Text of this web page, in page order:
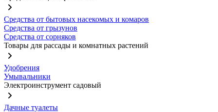
Средства от бытовых насекомых и комаров
Средства от грызунов
Средства от сорняков
Товары для рассады и комнатных растений
Удобрения
Умывальники
Электроинструмент садовый
Дачные туалеты